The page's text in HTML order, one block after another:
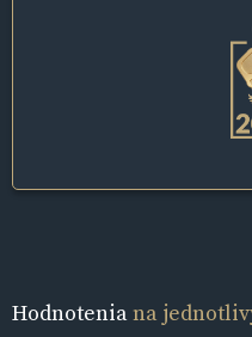
Hodnoteniana